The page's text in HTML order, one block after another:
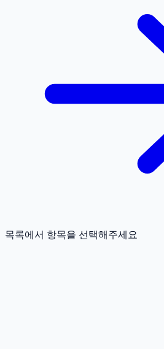
목록에서 항목을 선택해주세요